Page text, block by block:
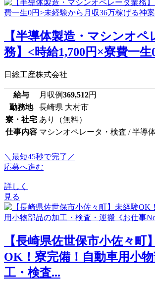
【半導体製造・マシンオペ
務】<時給1,700円×寮費一生
日総工産株式会社
給与 月収例369,512円
勤務地
長崎県 大村市
寮・社宅 あり（無料）
仕事内容 マシンオペレータ・検査 / 半導
＼最短45秒で完了／
応募へ進む
詳しく
見る
【長崎県佐世保市小佐々町
OK！寮完備！自動車用小
工・検査...